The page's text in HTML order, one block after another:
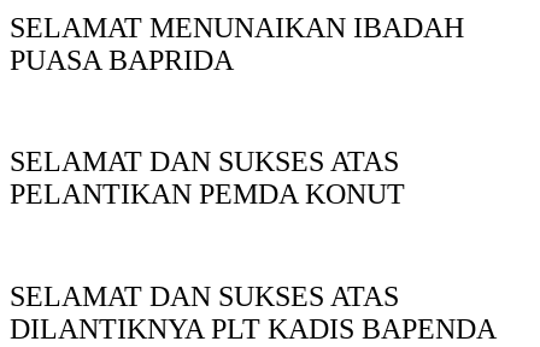
SELAMAT MENUNAIKAN IBADAH
PUASA BAPRIDA
SELAMAT DAN SUKSES ATAS
PELANTIKAN PEMDA KONUT
SELAMAT DAN SUKSES ATAS
DILANTIKNYA PLT KADIS BAPENDA